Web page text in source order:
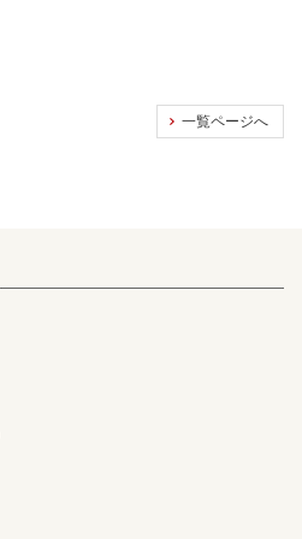
一覧ページへ